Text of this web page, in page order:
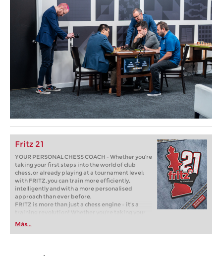
Fritz 21
YOUR PERSONAL CHESS COACH - Whether you’re
taking your first steps into the world of club
chess, or already playing at a tournament level:
with FRITZ, you can train more efficiently,
intelligently and with a more personalised
approach than ever before.
FRITZ is more than just a chess engine – it’s a
training revolution! Whether you’re taking your
first steps into the world of club chess, or already
playing at a tournament level: with FRITZ, you can
train more efficiently, intelligently and with a
Más...